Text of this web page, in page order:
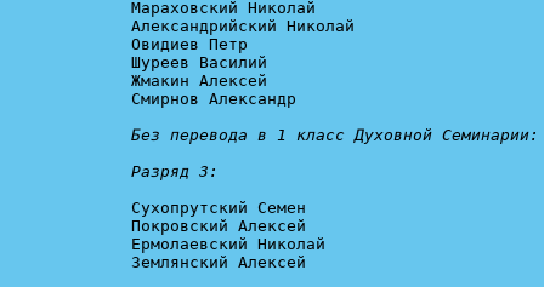
Мараховский Николай
Александрийский Николай
Овидиев Петр
Шуреев Василий
Жмакин Алексей
Смирнов Александр
Без перевода в 1 класс Духовной Семинарии:
Разряд 3:
Сухопрутский Семен
Покровский Алексей
Ермолаевский Николай
Землянский Алексей